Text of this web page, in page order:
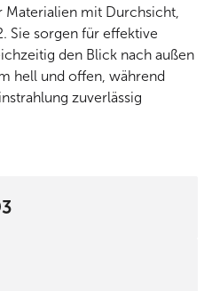
Materialien mit Durchsicht,
Sie sorgen für effektive
den Blick nach außen
hell und offen, während
zuverlässig